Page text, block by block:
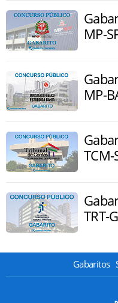
MP-
MP-
TRT-
Gabaritos